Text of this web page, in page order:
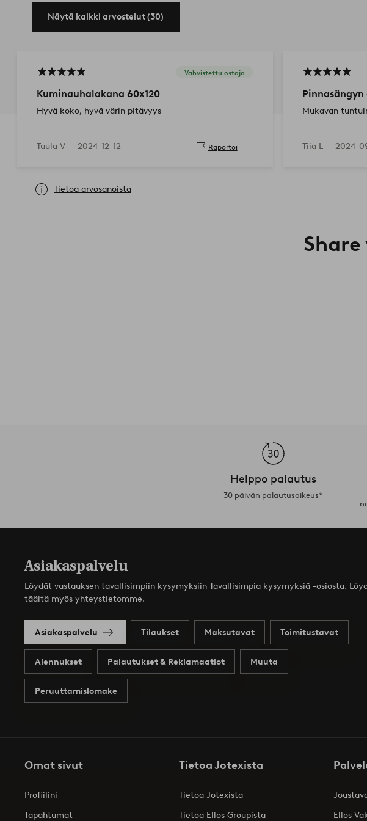
Näytä kaikki arvostelut (30)
Vahvistettu ostaja
Kuminauhalakana 60x120
Hyvä koko, hyvä värin pitävyys
Tuula V — 2024-12-12 Raportoi
Mukavan
Tiia L — 2024-
Tietoa arvosanoista
Helppo palautus
30 päivän palautusoikeus*
Asiakaspalvelu
Löydät vastauksen tavallisimpiin kysymyksiin Tavallisimpia kysymyksiä -osiosta.
täältä myös yhteystietomme.
Asiakaspalvelu Tilaukset Maksutavat Toimitustavat
Alennukset Palautukset & Reklamaatiot Muuta
Peruuttamislomake
Omat sivut
Profiilini
Tapahtumat
Tietoa Jotexista
Tietoa Jotexista
Tietoa Ellos Groupista
Ellos